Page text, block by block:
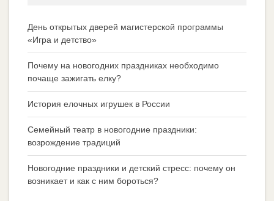
День открытых дверей магистерской программы
«Игра и детство»
Почему на новогодних праздниках необходимо
почаще зажигать елку?
История елочных игрушек в России
Семейный театр в новогодние праздники:
возрождение традиций
Новогодние праздники и детский стресс: почему он
возникает и как с ним бороться?